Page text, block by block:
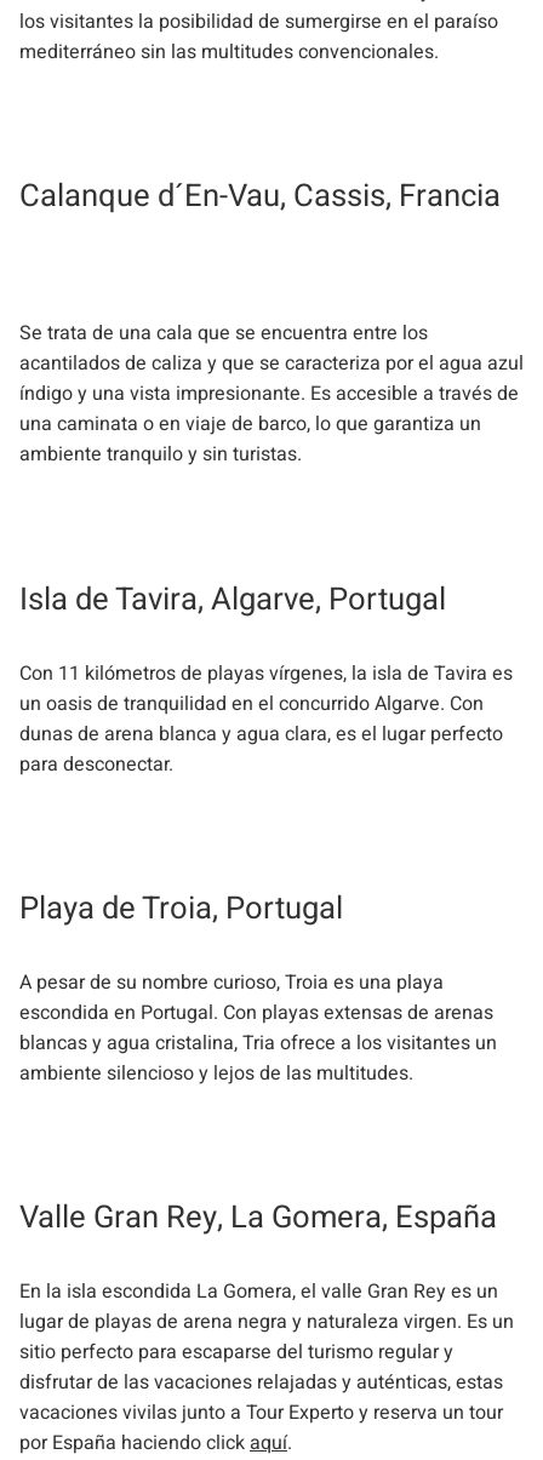
los visitantes la posibilidad de sumergirse en el paraíso
mediterráneo sin las multitudes convencionales.
Calanque d´En-Vau, Cassis, Francia
Se trata de una cala que se encuentra entre los
acantilados de caliza y que se caracteriza por el agua azul
índigo y una vista impresionante. Es accesible a través de
una caminata o en viaje de barco, lo que garantiza un
ambiente tranquilo y sin turistas.
Isla de Tavira, Algarve, Portugal
Con 11 kilómetros de playas vírgenes, la isla de Tavira es
un oasis de tranquilidad en el concurrido Algarve. Con
dunas de arena blanca y agua clara, es el lugar perfecto
para desconectar.
Playa de Troia, Portugal
A pesar de su nombre curioso, Troia es una playa
escondida en Portugal. Con playas extensas de arenas
blancas y agua cristalina, Tria ofrece a los visitantes un
ambiente silencioso y lejos de las multitudes.
Valle Gran Rey, La Gomera, España
En la isla escondida La Gomera, el valle Gran Rey es un
lugar de playas de arena negra y naturaleza virgen. Es un
sitio perfecto para escaparse del turismo regular y
disfrutar de las vacaciones relajadas y auténticas, estas
vacaciones vivilas junto a Tour Experto y reserva un tour
por España haciendo clickaquí.